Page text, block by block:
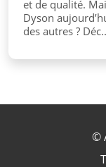
et de qualité.
Dyson
des autres ?
©